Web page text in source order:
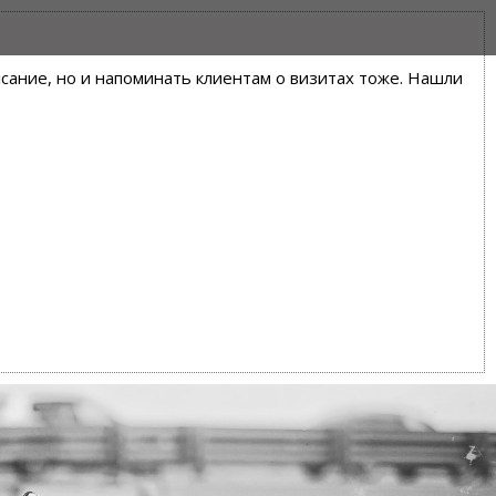
но и напоминать клиентам о визитах тоже. Нашли